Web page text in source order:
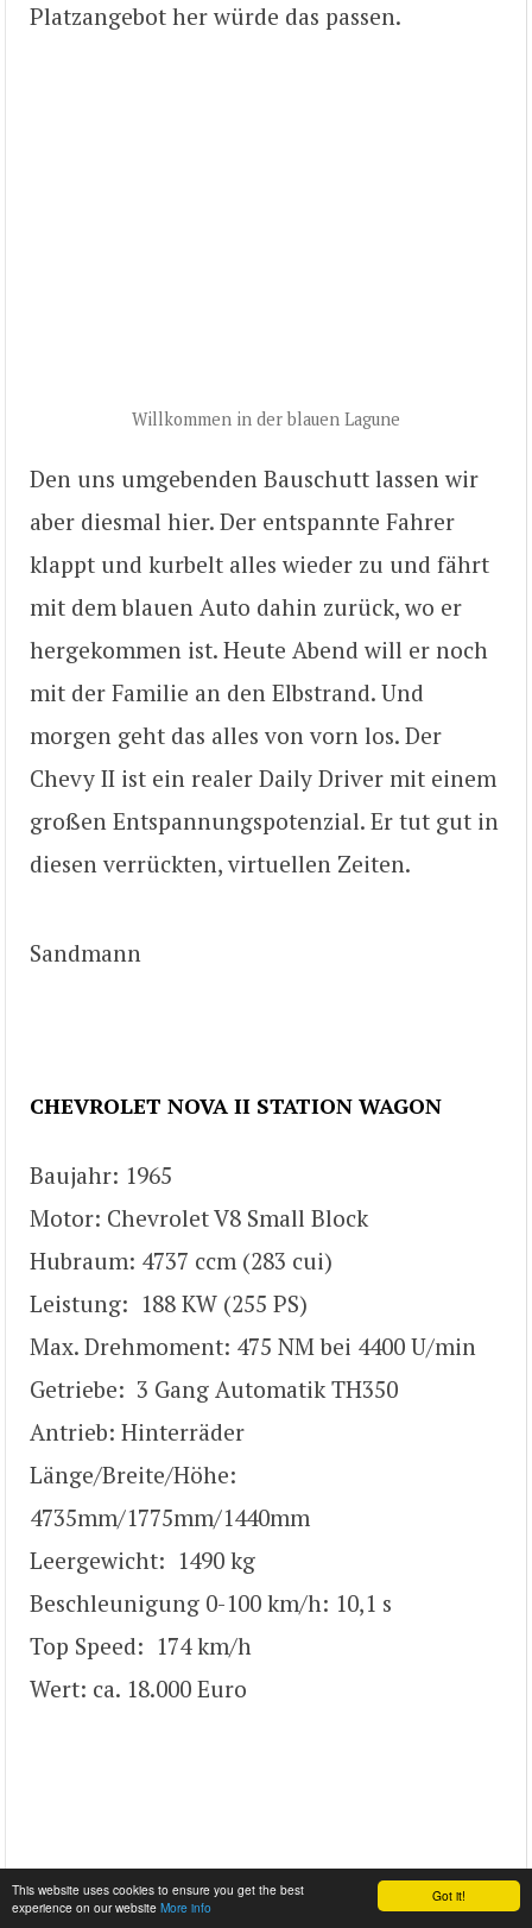
Got it!
This website uses cookies to ensure you get the best
experience on our website More info
Platzangebot her würde das passen.
Willkommen in der blauen Lagune
Den uns umgebenden Bauschutt lassen wir
aber diesmal hier. Der entspannte Fahrer
klappt und kurbelt alles wieder zu und fährt
mit dem blauen Auto dahin zurück, wo er
hergekommen ist. Heute Abend will er noch
mit der Familie an den Elbstrand. Und
morgen geht das alles von vorn los. Der
Chevy II ist ein realer Daily Driver mit einem
großen Entspannungspotenzial. Er tut gut in
diesen verrückten, virtuellen Zeiten.
Sandmann
CHEVROLET NOVA II STATION WAGON
Baujahr: 1965
Motor: Chevrolet V8 Small Block
Hubraum: 4737 ccm (283 cui)
Leistung: 188 KW (255 PS)
Max. Drehmoment: 475 NM bei 4400 U/min
Getriebe: 3 Gang Automatik TH350
Antrieb: Hinterräder
Länge/Breite/Höhe:
4735mm/1775mm/1440mm
Leergewicht: 1490 kg
Beschleunigung 0-100 km/h: 10,1 s
Top Speed: 174 km/h
Wert: ca. 18.000 Euro